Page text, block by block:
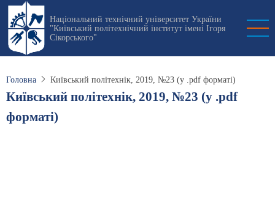
Перейти
основного
вмісту
Національний технічний університет України
"Київський політехнічний інститут імені Ігоря
Сікорського"
Головна Київський політехнік, 2019, №23 (у .pdf форматі)
Київський політехнік, 2019, №23 (у .pdf
форматі)